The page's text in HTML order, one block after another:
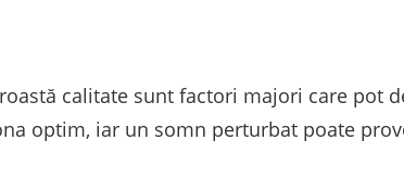
calitate sunt factori majori care pot
optim, iar un somn perturbat poate